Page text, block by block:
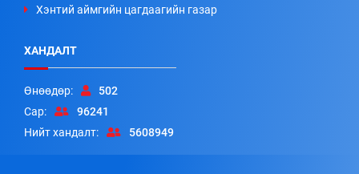
Хэнтий аймгийн цагдаагийн газар
ХАНДАЛТ
Өнөөдөр:
502
Сар:
96241
Нийт хандалт:
5608949